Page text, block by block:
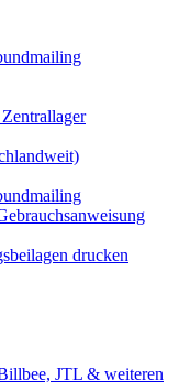
drucken
JTL & weiteren